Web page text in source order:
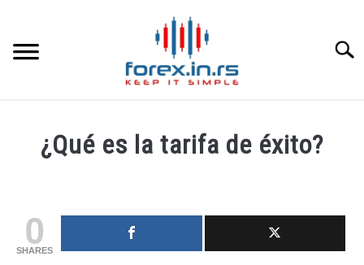
content
LOS MEJORES CORREDORES DE DIVISAS
LA INVERSIÓN
¿Qué es la tarifa de éxito?
in0
SHARES